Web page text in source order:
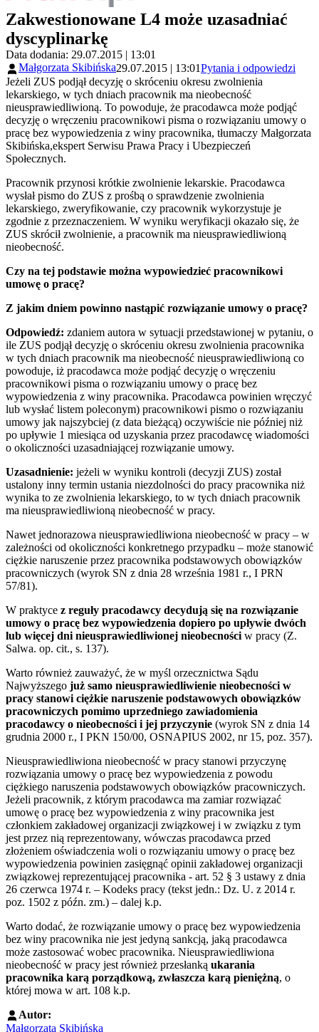
Zakwestionowane L4 może uzasadniać
dyscyplinarkę
Data dodania: 29.07.2015 | 13:01
Małgorzata Skibińska29.07.2015 | 13:01Pytania i odpowiedzi
Jeżeli ZUS podjął decyzję o skróceniu okresu zwolnienia
lekarskiego, w tych dniach pracownik ma nieobecność
nieusprawiedliwioną. To powoduje, że pracodawca może podjąć
decyzję o wręczeniu pracownikowi pisma o rozwiązaniu umowy o
pracę bez wypowiedzenia z winy pracownika, tłumaczy Małgorzata
Skibińska,ekspert Serwisu Prawa Pracy i Ubezpieczeń
Społecznych.
Pracownik przynosi krótkie zwolnienie lekarskie. Pracodawca
wysłał pismo do ZUS z prośbą o sprawdzenie zwolnienia
lekarskiego, zweryfikowanie, czy pracownik wykorzystuje je
zgodnie z przeznaczeniem. W wyniku weryfikacji okazało się, że
ZUS skrócił zwolnienie, a pracownik ma nieusprawiedliwioną
nieobecność.
Czy na tej podstawie można wypowiedzieć pracownikowi
umowę o pracę?
Z jakim dniem powinno nastąpić rozwiązanie umowy o pracę?
Odpowiedź: zdaniem autora w sytuacji przedstawionej w pytaniu, o
ile ZUS podjął decyzję o skróceniu okresu zwolnienia pracownika
w tych dniach pracownik ma nieobecność nieusprawiedliwioną co
powoduje, iż pracodawca może podjąć decyzję o wręczeniu
pracownikowi pisma o rozwiązaniu umowy o pracę bez
wypowiedzenia z winy pracownika. Pracodawca powinien wręczyć
lub wysłać listem poleconym) pracownikowi pismo o rozwiązaniu
umowy jak najszybciej (z data bieżącą) oczywiście nie później niż
po upływie 1 miesiąca od uzyskania przez pracodawcę wiadomości
o okoliczności uzasadniającej rozwiązanie umowy.
Uzasadnienie: jeżeli w wyniku kontroli (decyzji ZUS) został
ustalony inny termin ustania niezdolności do pracy pracownika niż
wynika to ze zwolnienia lekarskiego, to w tych dniach pracownik
ma nieusprawiedliwioną nieobecność w pracy.
Nawet jednorazowa nieusprawiedliwiona nieobecność w pracy – w
zależności od okoliczności konkretnego przypadku – może stanowić
ciężkie naruszenie przez pracownika podstawowych obowiązków
pracowniczych (wyrok SN z dnia 28 września 1981 r., I PRN
57/81).
W praktyce z reguły pracodawcy decydują się na rozwiązanie
umowy o pracę bez wypowiedzenia dopiero po upływie dwóch
lub więcej dni nieusprawiedliwionej nieobecności w pracy (Z.
Salwa. op. cit., s. 137).
Warto również zauważyć, że w myśl orzecznictwa Sądu
Najwyższego już samo nieusprawiedliwienie nieobecności w
pracy stanowi ciężkie naruszenie podstawowych obowiązków
pracowniczych pomimo uprzedniego zawiadomienia
pracodawcy o nieobecności i jej przyczynie (wyrok SN z dnia 14
grudnia 2000 r., I PKN 150/00, OSNAPIUS 2002, nr 15, poz. 357).
Nieusprawiedliwiona nieobecność w pracy stanowi przyczynę
rozwiązania umowy o pracę bez wypowiedzenia z powodu
ciężkiego naruszenia podstawowych obowiązków pracowniczych.
Jeżeli pracownik, z którym pracodawca ma zamiar rozwiązać
umowę o pracę bez wypowiedzenia z winy pracownika jest
członkiem zakładowej organizacji związkowej i w związku z tym
jest przez nią reprezentowany, wówczas pracodawca przed
złożeniem oświadczenia woli o rozwiązaniu umowy o pracę bez
wypowiedzenia powinien zasięgnąć opinii zakładowej organizacji
związkowej reprezentującej pracownika - art. 52 § 3 ustawy z dnia
26 czerwca 1974 r. – Kodeks pracy (tekst jedn.: Dz. U. z 2014 r.
poz. 1502 z późn. zm.) – dalej k.p.
Warto dodać, że rozwiązanie umowy o pracę bez wypowiedzenia
bez winy pracownika nie jest jedyną sankcją, jaką pracodawca
może zastosować wobec pracownika. Nieusprawiedliwiona
nieobecność w pracy jest również przesłanką ukarania
pracownika karą porządkową, zwłaszcza karą pieniężną, o
której mowa w art. 108 k.p.
Autor:
Małgorzata Skibińska